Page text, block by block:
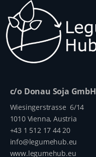
c/o Donau Soja GmbH
Wiesingerstrasse 6/14
1010 Vienna, Austria
+43 1 512 17 44 20
info@legumehub.eu
www.legumehub.eu